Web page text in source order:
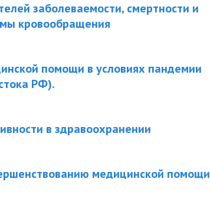
заболеваемости, смертности и
кровообращения
помощи в условиях пандемии
РФ).
в здравоохранении
медицинской помощи